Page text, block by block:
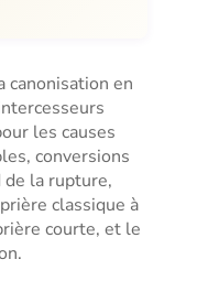
canonisation en
les causes
conversions
de la rupture,
classique à
courte, et le